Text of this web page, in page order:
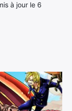
à jour le 6